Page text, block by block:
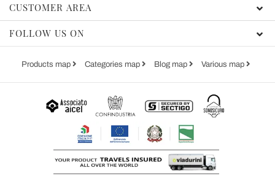
CUSTOMER AREA
FOLLOW US ON
Products map Categories map Blog map Various map